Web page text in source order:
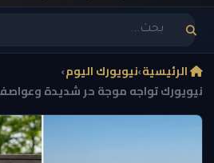
الرئيسية›نيويورك اليوم›
نيويورك تواجه موجة حر شديدة